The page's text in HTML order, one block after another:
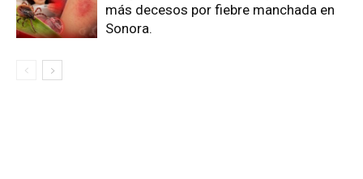
más decesos por fiebre manchada en
Sonora.